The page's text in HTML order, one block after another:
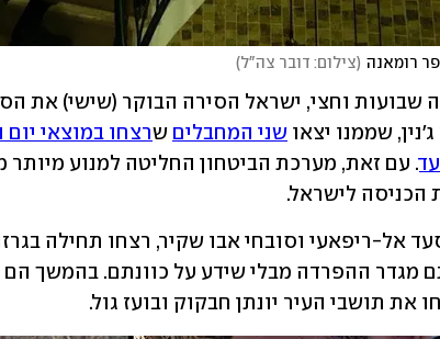
רומאנה (צילום: דובר צה"ל)
שממנו יצאו שני המחבלים ש
הכניסה לישראל.
את תושבי העיר יונתן חבקוק ובועז גול.